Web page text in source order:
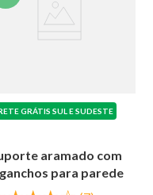
GRÁTIS SUL E SUDESTE
aramado com
para parede